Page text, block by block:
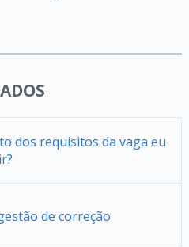
dos requisitos da vaga eu
de correção